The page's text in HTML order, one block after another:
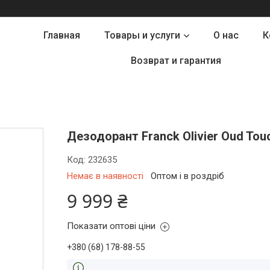
Главная Товары и услуги О нас
Возврат и гарантия
Дезодорант Franck Olivier Oud
Немає в наявності Оптом і в роздріб
Код:232635
9 999 ₴
Показати оптові ціни
+380 (68) 178-88-55